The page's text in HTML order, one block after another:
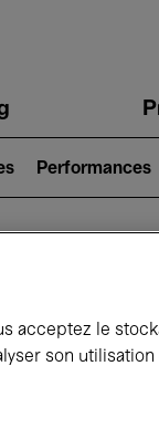
Performances
acceptez le
son